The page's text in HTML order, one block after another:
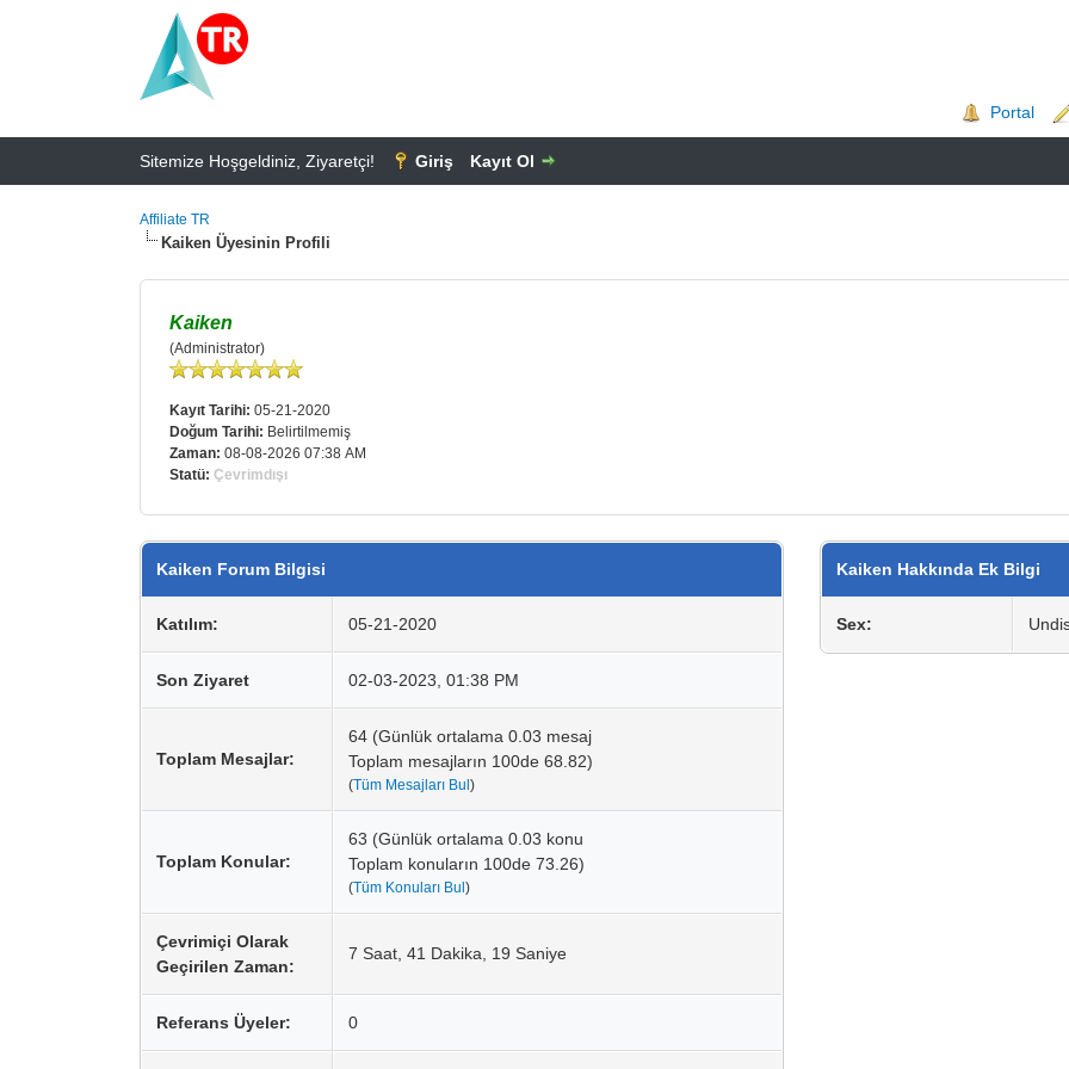
Portal
Sitemize Hoşgeldiniz, Ziyaretçi! Giriş Kayıt Ol
Affiliate TR
Kaiken Üyesinin Profili
Kaiken
(Administrator)
Kayıt Tarihi: 05-21-2020
Doğum Tarihi: Belirtilmemiş
Zaman: 08-08-2026 07:38 AM
Statü: Çevrimdışı
Kaiken Forum Bilgisi
Katılım: 05-21-2020
Son Ziyaret 02-03-2023, 01:38 PM
Toplam Mesajlar:
64 (Günlük ortalama 0.03 mesaj
Toplam mesajların 100de 68.82)
(Tüm Mesajları Bul )
Toplam Konular:
63 (Günlük ortalama 0.03 konu
Toplam konuların 100de 73.26)
(Tüm Konuları Bul )
Çevrimiçi Olarak
Geçirilen Zaman:
7 Saat, 41 Dakika, 19 Saniye
Referans Üyeler: 0
Kaiken Hakkında Ek Bilgi
Sex: